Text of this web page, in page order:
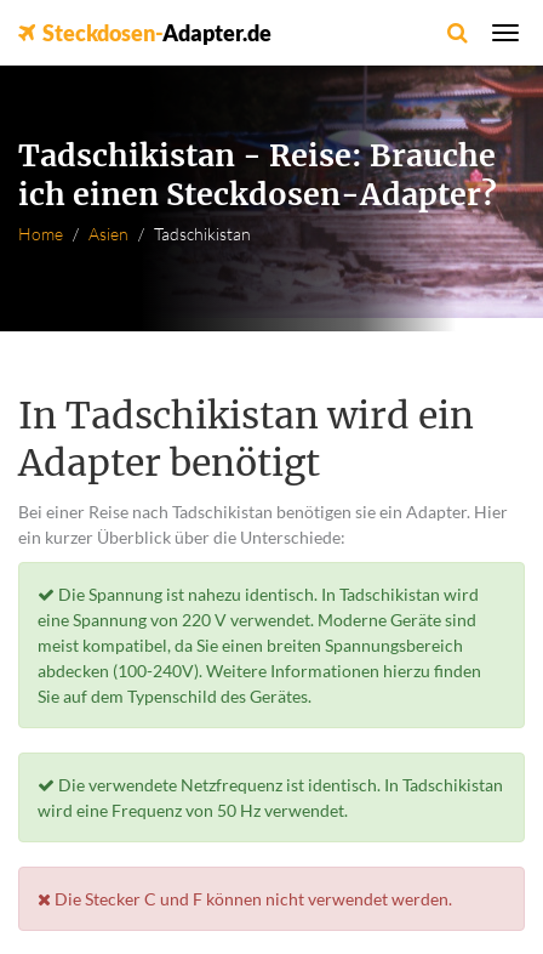
Steckdosen-Adapter.de
Tadschikistan - Reise: Brauche
ich einen Steckdosen-Adapter?
Home Asien Tadschikistan
In Tadschikistan wird ein
Adapter benötigt
Bei einer Reise nach Tadschikistan benötigen sie ein Adapter. Hier
ein kurzer Überblick über die Unterschiede:
Die Spannung ist nahezu identisch. In Tadschikistan wird
eine Spannung von 220 V verwendet. Moderne Geräte sind
meist kompatibel, da Sie einen breiten Spannungsbereich
abdecken (100-240V). Weitere Informationen hierzu finden
Sie auf dem Typenschild des Gerätes.
Die verwendete Netzfrequenz ist identisch. In Tadschikistan
wird eine Frequenz von 50 Hz verwendet.
Die Stecker C und F können nicht verwendet werden.